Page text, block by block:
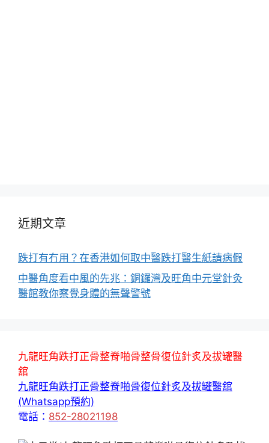
近期文章
跌打有冇用？在香港如何取中醫跌打醫生紙請病假
中醫角度看中風的先兆：銅鑼灣及旺角中元堂針灸
醫館教你察覺身體的無聲警號
九龍旺角跌打正骨整脊啪骨整骨復位針炙及拔罐醫
舘
九龍旺角跌打正骨整脊啪骨復位針炙及拔罐醫舘
(Whatsapp預約)
電話： 852-28021198